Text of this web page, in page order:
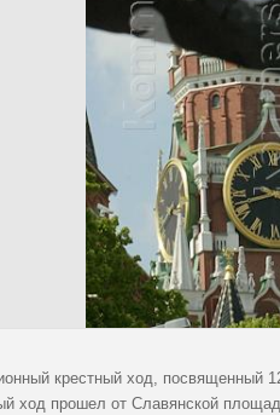
крестный ход, посвященный
ход прошел от Славянской